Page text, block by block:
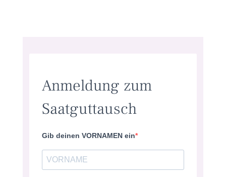
Anmeldung zum
Saatguttausch
Gib deinen VORNAMEN ein